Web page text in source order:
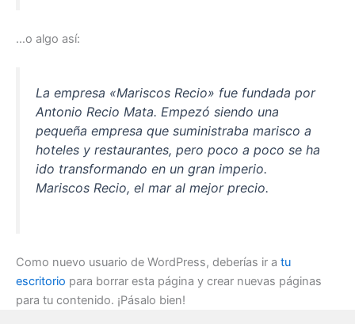
…o algo así:
La empresa «Mariscos Recio» fue fundada por
Antonio Recio Mata. Empezó siendo una
pequeña empresa que suministraba marisco a
hoteles y restaurantes, pero poco a poco se ha
ido transformando en un gran imperio.
Mariscos Recio, el mar al mejor precio.
Como nuevo usuario de WordPress, deberías ir a tu
escritorio para borrar esta página y crear nuevas páginas
para tu contenido. ¡Pásalo bien!